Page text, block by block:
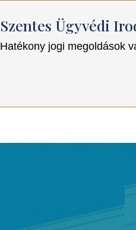
Szentes Ügyvédi
Hatékony jogi megoldások